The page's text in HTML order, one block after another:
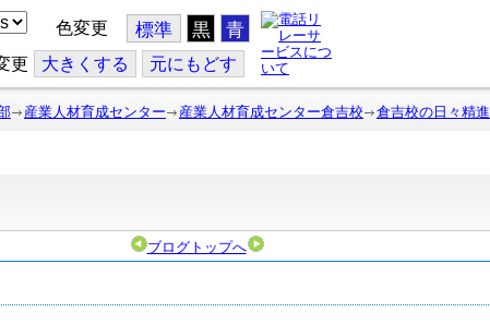
色変更 標準 黒 青
更 大きくする 元にもどす
産業人材育成センター 産業人材育成センター倉吉校 倉吉校の日々精進
ブログトップへ